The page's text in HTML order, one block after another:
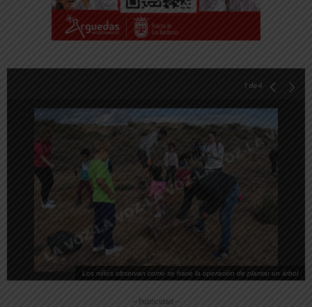
1 de 4
Los niños observan como se hace la operación de plantar un árbol
-- Publicidad --